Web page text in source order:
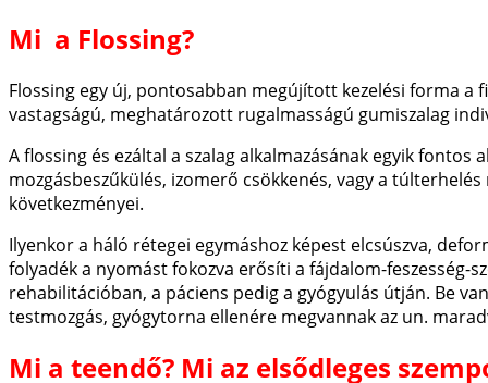
Mi a Flossing?
Flossing egy új, pontosabban megújított kezelési forma
vastagságú, meghatározott rugalmasságú gumiszalag
A flossing és ezáltal a szalag alkalmazásának egyik
mozgásbeszűkülés, izomerő csökkenés, vagy a
következményei.
Ilyenkor a háló rétegei egymáshoz képest elcsúszva,
folyadék a nyomást fokozva erősíti a fájdalom-
rehabilitációban, a páciens pedig a gyógyulás útján. Be
testmozgás, gyógytorna ellenére megvannak az un.
Mi a teendő? Mi az elsődleges